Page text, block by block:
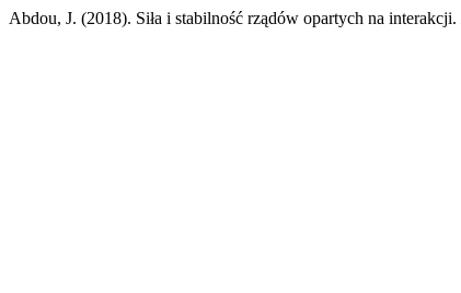
Abdou, J. (2018). Siła i stabilność rządów opartych na interakcji.